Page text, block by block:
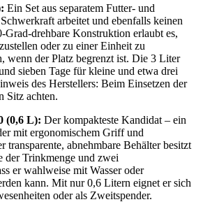
Ein Set aus separatem Futter- und
arbeitet und ebenfalls keinen
Grad-drehbare Konstruktion erlaubt es,
oder zu einer Einheit zu
wenn der Platz begrenzt ist. Die 3 Liter
sieben Tage für kleine und etwa drei
des Herstellers: Beim Einsetzen der
Sitz achten.
(0,6 L): Der kompakteste Kandidat – ein
mit ergonomischem Griff und
transparente, abnehmbare Behälter besitzt
der Trinkmenge und zwei
er wahlweise mit Wasser oder
kann. Mit nur 0,6 Litern eignet er sich
oder als Zweitspender.